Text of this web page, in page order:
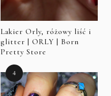
Lakier Orly, różowy liść i
glitter | ORLY | Born
Pretty Store